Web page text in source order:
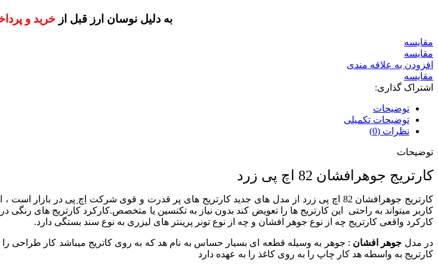
به دلیل نوسان ارز قبل از خرید و
مقايسه
مقایسه
افزودن به علاقه مندی
مقایسه
اشتراک گذاری:
توضیحات
توضیحات تکمیلی
نظرات (0)
توضیحات
کارتریج جوهرافشان 82 اچ پی زرد
کارتریج جوهرافشان 82 اچ پی زرد از مدل های جدید کارتریج های پر قدرت و قوی شرکت اچ پی در بازار است
کارکرد واقعی کارتریج چه از نوع جوهر افشان و چه از نوع تونر پرینتر های لیزری به نوع سند بستگی دارد.
در مدل جوهر افشان : جوهر به وسیله قطعه ای بسیار حساس به نام هد که به روی کاتریج میباشد کار طراحی را
کارتریج به واسطه هد کار چاپ را به روی کاغذ را به عهده دارد